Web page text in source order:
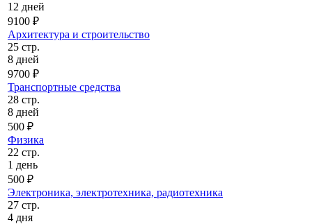
12 дней
9100 ₽
Архитектура и строительство
25 стр.
8 дней
9700 ₽
Транспортные средства
28 стр.
8 дней
500 ₽
Физика
22 стр.
1 день
500 ₽
Электроника, электротехника, радиотехника
27 стр.
4 дня